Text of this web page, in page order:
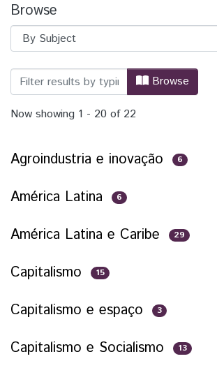
Browse
Browsing Cadernos de
Browse
Now showing 1 - 20 of 22
Agroindustria e inovação 6
América Latina 6
América Latina e Caribe 29
Capitalismo 15
Capitalismo e espaço 3
Capitalismo e Socialismo 13